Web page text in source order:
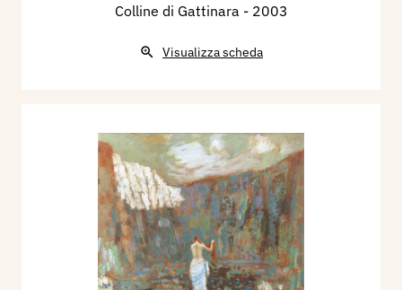
Colline di Gattinara - 2003
Visualizza scheda